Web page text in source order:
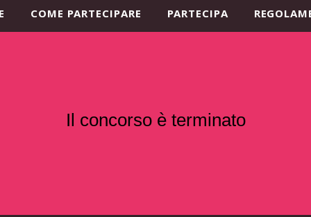
COME PARTECIPARE PARTECIPA
Il concorso è terminato